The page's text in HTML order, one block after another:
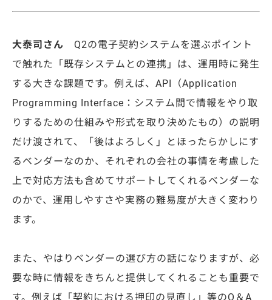
大泰司さん Q2の電子契約システムを選ぶポイント
で触れた「既存システムとの連携」は、運用時に発生
する大きな課題です。 例えば、API（Application
Programming Interface：システム間で情報をやり取
りするための仕組みや形式を取り決めたもの）の説明
だけ渡されて、
「後はよろしく」とほったらかしにす
るベンダーなのか、それぞれの会社の事情を考慮した
上で対応方法も含めてサポートしてくれるベンダーな
のかで、運用しやすさや実務の難易度が大きく変わり
ます。
また、やはりベンダーの選び方の話になりますが、必
要な時に情報をきちんと提供してくれることも重要で
す。例えば「契約における押印の見直し」等のQ＆A